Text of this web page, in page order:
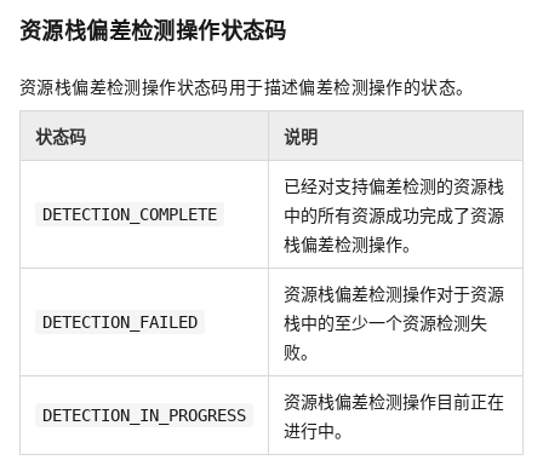
资源栈偏差检测操作状态码
资源栈偏差检测操作状态码用于描述偏差检测操作的状态。
状态码 说明
DETECTION_COMPLETE
已经对支持偏差检测的资源栈
中的所有资源成功完成了资源
栈偏差检测操作。
DETECTION_FAILED
资源栈偏差检测操作对于资源
栈中的至少一个资源检测失
败。
DETECTION_IN_PROGRESS
资源栈偏差检测操作目前正在
进行中。